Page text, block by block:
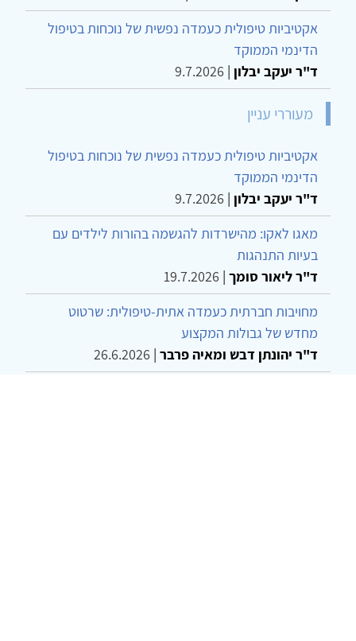
אקטיביות טיפולית כעמדה נפשית של נוכחות בטיפול
הדינמי הממוקד
ד"ר יעקב יבלון |
9.7.2026
מעוררי עניין
אקטיביות טיפולית כעמדה נפשית של נוכחות בטיפול
הדינמי הממוקד
ד"ר יעקב יבלון |
9.7.2026
מאגו לאקו: מהישרדות להגשמה בהורות לילדים עם
בעיות התנהגות
ד"ר ליאור סומך |
19.7.2026
מחויבות חברתית כעמדה אתית-טיפולית: שרטוט
מחדש של גבולות המקצוע
ד"ר יהונתן דבש ומאיה פרבר |
26.6.2026